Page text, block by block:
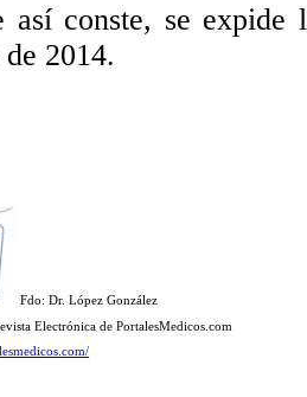
así conste, se
2014.
Fdo: Dr. López González
Electrónica de PortalesMedicos.com